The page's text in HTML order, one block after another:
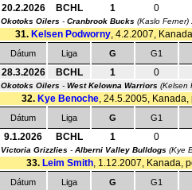
20.2.2026 BCHL 1 0
Okotoks Oilers - Cranbrook Bucks (Kaslo Ferner)
31. Kelsen Podworny, 4.2.2007,
Dátum Liga G G1
28.3.2026 BCHL 1 0
Okotoks Oilers - West Kelowna Warriors (Kelsen
32. Kye Benoche, 24.5.2005,
Dátum Liga G G1
9.1.2026 BCHL 1 0
Victoria Grizzlies - Alberni Valley Bulldogs (Kye
33. Leim Smith, 1.12.2007, Kanada,
Dátum Liga G G1